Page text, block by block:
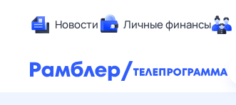
Новости Личные финансы